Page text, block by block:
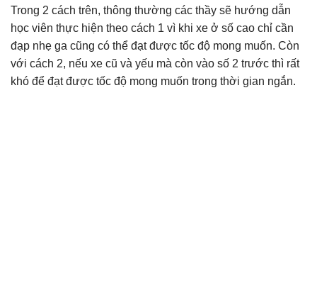
Trong 2 cách trên, thông thường các thầy sẽ hướng dẫn
học viên thực hiện theo cách 1 vì khi xe ở số cao chỉ cần
đạp nhẹ ga cũng có thể đạt được tốc độ mong muốn. Còn
với cách 2, nếu xe cũ và yếu mà còn vào số 2 trước thì rất
khó để đạt được tốc độ mong muốn trong thời gian ngắn.